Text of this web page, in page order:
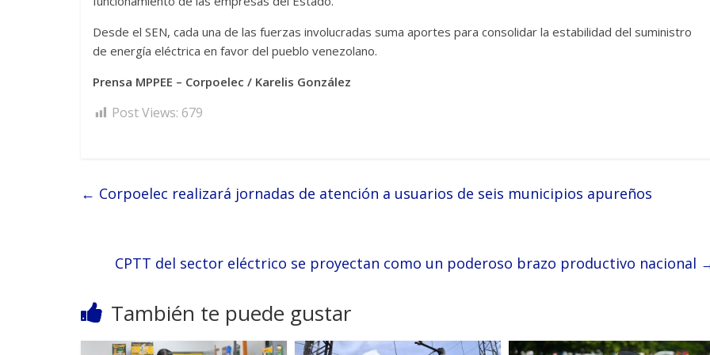
Desde el SEN, cada una de las fuerzas involucradas suma aportes para consolidar la estabilidad del suministro
de energía eléctrica en favor del pueblo venezolano.
Prensa MPPEE – Corpoelec / Karelis González
Post Views: 679
← Corpoelec realizará jornadas de atención a usuarios de seis municipios apureños
CPTT del sector eléctrico se proyectan como un poderoso brazo productivo nacional
También te puede gustar